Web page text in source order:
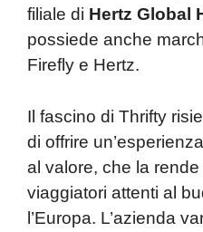
filiale di Hertz Global
possiede anche
Firefly e Hertz.
Il fascino di Thrifty
di offrire
al valore, che la
viaggiatori attenti al
l’Europa. L’azienda